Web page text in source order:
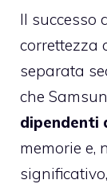
Il successo
correttezza
separata
che
dipendenti
memorie e,